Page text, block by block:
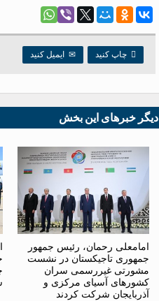
 چاپ کنید ✉ ایمیل کنید
دیگر خبرهای این بخش
امامعلی رحمان، رئیس جمهور
جمهوری تاجیکستان در نشست
مشورتی غیررسمی سران
کشورهای آسیای مرکزی و
آذربایجان شرکت کردند